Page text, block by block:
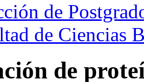
de
de Ciencias
de